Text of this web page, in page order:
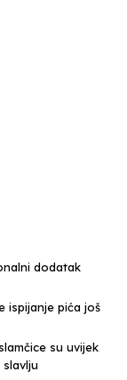
dodatak
ispijanje pića još
su uvijek